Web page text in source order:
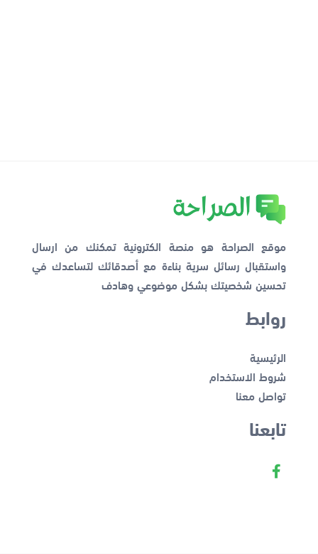
موقع الصراحة هو منصة الكترونية تمكنك من ارسال
واستقبال رسائل سرية بناءة مع أصدقائك لتساعدك في
تحسين شخصيتك بشكل موضوعي وهادف
روابط
الرئيسية
شروط الاستخدام
تواصل معنا
تابعنا